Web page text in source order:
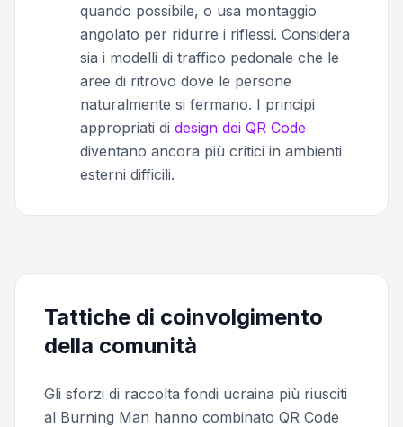
quando possibile, o usa montaggio
angolato per ridurre i riflessi. Considera
sia i modelli di traffico pedonale che le
aree di ritrovo dove le persone
naturalmente si fermano. I principi
appropriati di design dei QR Code
diventano ancora più critici in ambienti
esterni difficili.
Tattiche di coinvolgimento
della comunità
Gli sforzi di raccolta fondi ucraina più riusciti
al Burning Man hanno combinato QR Code